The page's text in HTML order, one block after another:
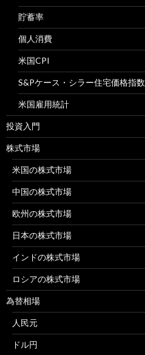
貯蓄率
個人消費
米国CPI
S&Pケース・シラー住宅価格指数
米国雇用統計
投資入門
株式市場
米国の株式市場
中国の株式市場
欧州の株式市場
日本の株式市場
インドの株式市場
ロシアの株式市場
為替相場
人民元
ドル円